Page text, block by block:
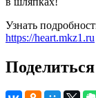
Узнать
https://heart.mkz1.ru